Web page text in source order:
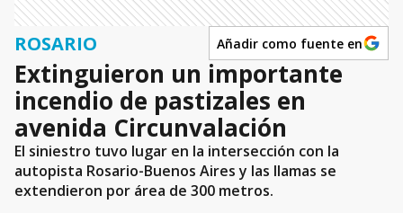
ROSARIO Añadir como fuente en
Extinguieron un importante
incendio de pastizales en
avenida Circunvalación
El siniestro tuvo lugar en la intersección con la
autopista Rosario-Buenos Aires y las llamas se
extendieron por área de 300 metros.